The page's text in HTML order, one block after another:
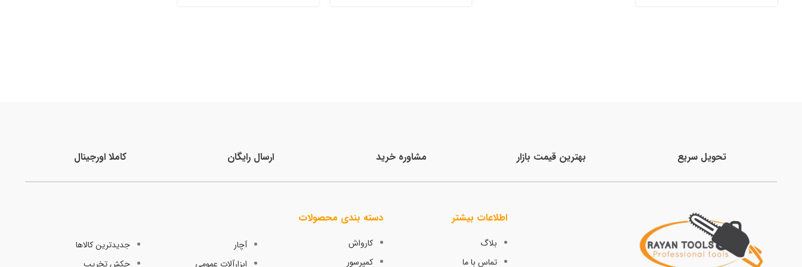
تحویل سریع بهترین قیمت بازار مشاوره خرید ارسال رایگان کاملا اورجینال
اطلاعات بیشتر
بلاگ
تماس با ما
دسته بندی محصولات
کارواش
کمپرسور
آچار
ابزارآلات عمومی
جدیدترین کالاها
چکش تخریب